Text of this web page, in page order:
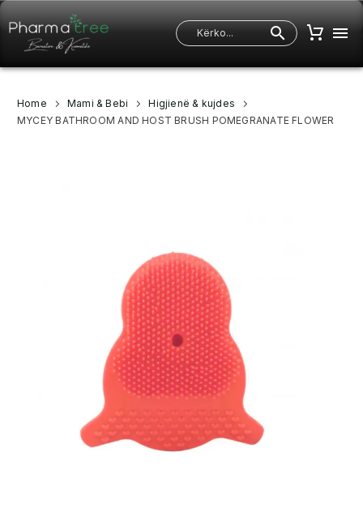
Home Mami & Bebi
Higjienë & kujdes
MYCEY BATHROOM AND HOST BRUSH POMEGRANATE FLOWER